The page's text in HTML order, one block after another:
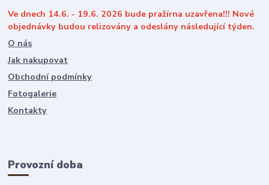
Ve dnech 14.6. - 19.6. 2026 bude pražírna uzavřena!!! Nové
objednávky budou relizovány a odeslány následující týden.
O nás
Jak nakupovat
Obchodní podmínky
Fotogalerie
Kontakty
Provozní doba